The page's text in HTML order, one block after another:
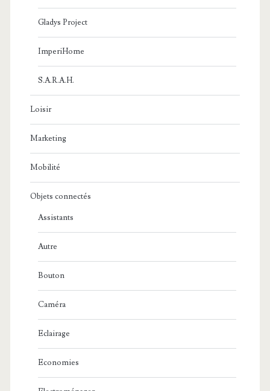
Gladys Project
ImperiHome
S.A.R.A.H.
Loisir
Marketing
Mobilité
Objets connectés
Assistants
Autre
Bouton
Caméra
Eclairage
Economies